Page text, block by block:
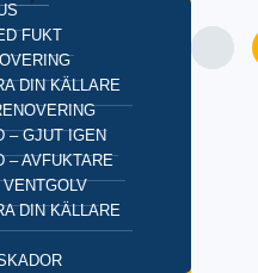
FUKT
DIN KÄLLARE
– GJUT IGEN
– AVFUKTARE
DIN KÄLLARE